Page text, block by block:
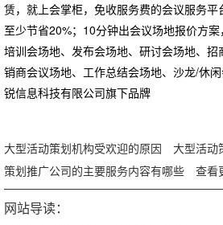
赁，就上会掌柜，免收服务费的会议服务
至少节省20%；10分钟出会议场地报价方案
培训会场地、发布会场地、研讨会场地、
销商会议场地、工作总结会场地、沙龙/休
锐信息科技有限公司旗下品牌
大型活动策划机构受欢迎的原因
大型活动
策划推广公司的主要服务内容有哪些
查看
网站导读：